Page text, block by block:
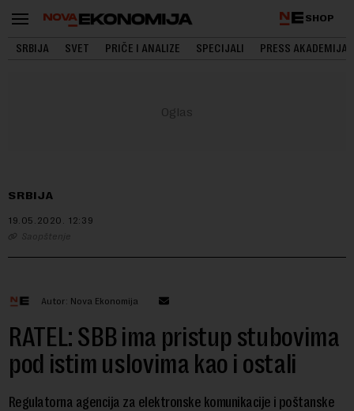
SHOP
SRBIJA SVET PRIČE I ANALIZE SPECIJALI PRESS AKADEMIJA
SRBIJA
19.05.2020. 12:39
Saopštenje
Autor: Nova Ekonomija
RATEL: SBB ima pristup stubovima
pod istim uslovima kao i ostali
Regulatorna agencija za elektronske komunikacije i poštanske